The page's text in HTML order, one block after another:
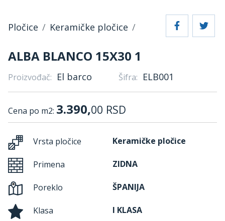
Pločice Keramičke pločice
ALBA BLANCO 15X30 1
Proizvođač: El barco Šifra: ELB001
Cena po m2: 3.390,00 RSD
Vrsta pločice Keramičke pločice
Primena ZIDNA
Poreklo ŠPANIJA
Klasa I KLASA